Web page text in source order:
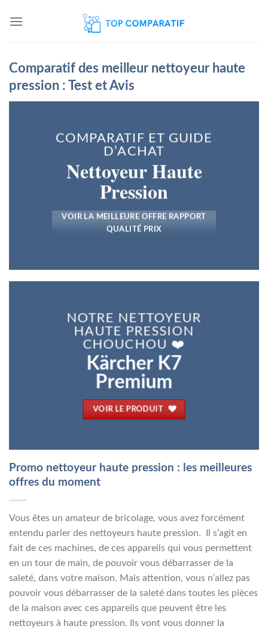
Comparatif des meilleur nettoyeur haute
pression : Test et Avis
COMPARATIF ET GUIDE
D’ACHAT
Nettoyeur Haute
Pression
VOIR LA MEILLEURE OFFRE RAPPORT
QUALITÉ PRIX
NOTRE NETTOYEUR
HAUTE PRESSION
CHOUCHOU ❤️
Kärcher K7
Premium
VOIR LE PRODUIT
Promo nettoyeur haute pression : les meilleures
offres du moment
Vous êtes un amateur de bricolage, vous avez forcément
entendu parler des nettoyeurs haute pression. Il s’agit en
fait de ces machines, de ces appareils qui vous permettent
en un tour de main, de pouvoir vous débarrasser de la
saleté, dans votre maison. Mais attention, vous n’allez pas
pouvoir vous débarrasser de la saleté dans toutes les pièces
de la maison avec ces appareils que peuvent être les
nettoyeurs à haute pression. Ils vont vous donner la